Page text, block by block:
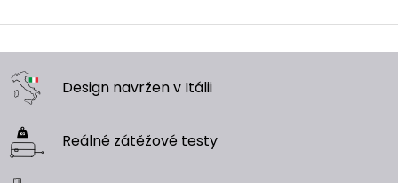
Design navrženv Itálii
Reálné zátěžové testy